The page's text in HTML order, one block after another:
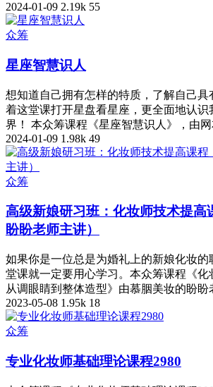
2024-01-09 2.19k 55
众筹
星座智慧识人
想知道自己拥有怎样的特质，了解自己具
着这堂课打开星盘看星座，更全面地认识
界！ 本众筹课程《星座智慧识人》，由
2024-01-09 1.98k 49
众筹
高级新娘研习班：化妆师技术提高
盼盼老师主讲）
如果你是一位总是为婚礼上的新娘化妆的
堂课就一定要用心学习。本众筹课程《化
从调眼睛到整体造型》由慕胭美妆的盼盼
2023-05-08 1.95k 18
众筹
专业化妆师基础理论课程2980